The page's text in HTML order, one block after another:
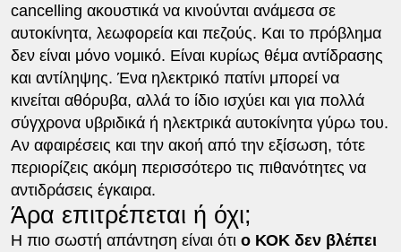
cancelling ακουστικά να κινούνται ανάμεσα σε
αυτοκίνητα, λεωφορεία και πεζούς. Και το πρόβλημα
δεν είναι μόνο νομικό. Είναι κυρίως θέμα αντίδρασης
και αντίληψης. Ένα ηλεκτρικό πατίνι μπορεί να
κινείται αθόρυβα, αλλά το ίδιο ισχύει και για πολλά
σύγχρονα υβριδικά ή ηλεκτρικά αυτοκίνητα γύρω του.
Αν αφαιρέσεις και την ακοή από την εξίσωση, τότε
περιορίζεις ακόμη περισσότερο τις πιθανότητες να
αντιδράσεις έγκαιρα.
Άρα επιτρέπεται ή όχι;
Η πιο σωστή απάντηση είναι ότι ο ΚΟΚ δεν βλέπει